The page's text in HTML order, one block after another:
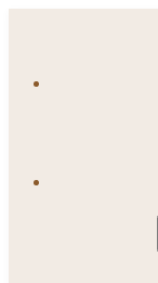
indhold